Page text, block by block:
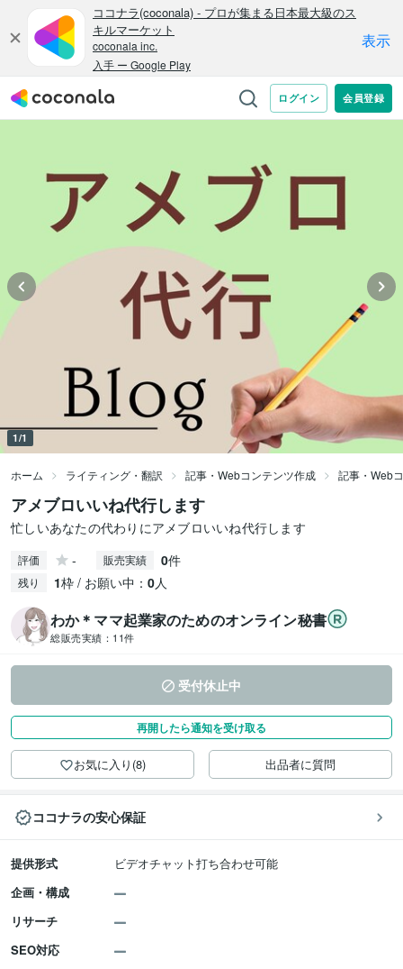
1/1
ホーム ライティング・翻訳 記事・Webコンテンツ作成 記事・Web
アメブロいいね代行します
忙しいあなたの代わりにアメブロいいね代行します
評価 - 販売実績 0件
残り 1枠 / お願い中： 0人
わか＊ママ起業家のためのオンライン秘書
総販売実績： 11件
受付休止中
再開したら通知を受け取る
お気に入り(8) 出品者に質問
ココナラの安心保証
提供形式
ビデオチャット打ち合わせ可能
企画・構成
リサーチ
SEO対応